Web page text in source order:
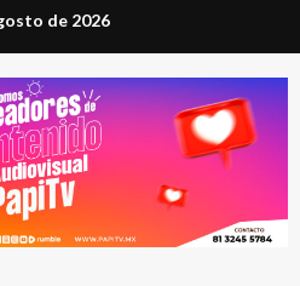
de 2026